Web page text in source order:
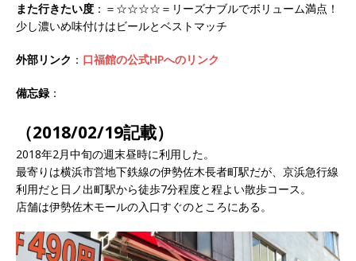
また行きたい度 ：＝☆☆☆☆＝リーズナブルでボリューム満点！
少し濃いめ味付けはビールとベストマッチ
外部リンク ： 口福館の公式HPへのリンク
備忘録 ：
（2018/02/19記載）
2018年2月中旬の週末昼時に利用した。
最寄りは横浜市営地下鉄線の伊勢佐木長者町駅だが、京浜急行線
利用だと日ノ出町駅から徒歩7分程度と程よい散歩コース。
店舗は伊勢佐木モールの入口すぐのところにある。